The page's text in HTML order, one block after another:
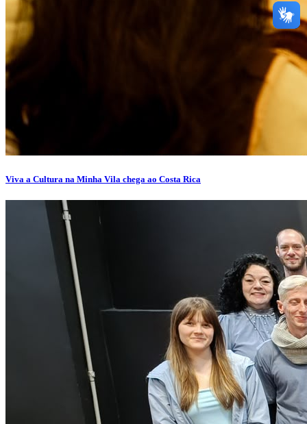
Viva a Cultura na Minha Vila chega ao Costa Rica